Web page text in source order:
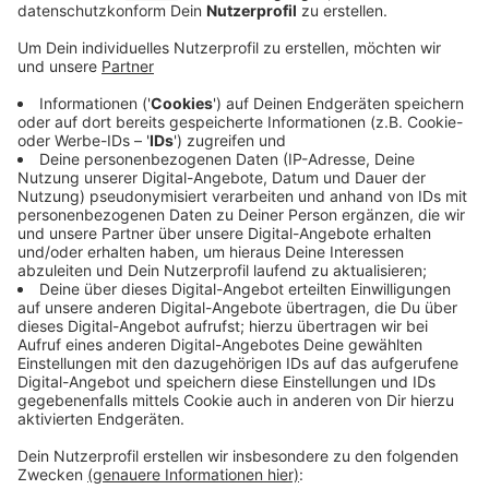
Im Bundestag werden dazu jetzt konkrete
Maßnahmen und eine finanzielle Unterstützung der
Kommunen erarbeitet. Gerade die letzten beiden
Jahre hatten unseren Wäldern stark zugesetzt. Dürre,
Schädlinge und Brände haben viele Schäden
angerichtet. Dem lässt sich zum Beispiel vorbeugen,
indem etwa reine Nadelwälder zu Mischwäldern
umgeforstet werden. Mischwälder sind im allgemeinen
widerstandsfähiger. Für die Umforstung soll die
Bundesregierung ab kommendem Jahr insgesamt 800
Millionen Euro zur Verfügung stellen. Damit soll etwa
auch der Forstwirtschaft in Mönchengladbach
geholfen werden, die durch Schäden und
Naturereignisse starke Einbußen hinnehmen musste.
Anzeige